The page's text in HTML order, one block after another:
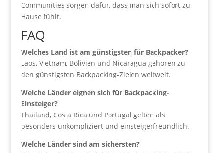
Communities sorgen dafür, dass man sich sofort zu
Hause fühlt.
FAQ
Welches Land ist am günstigsten für Backpacker?
Laos, Vietnam, Bolivien und Nicaragua gehören zu
den günstigsten Backpacking-Zielen weltweit.
Welche Länder eignen sich für Backpacking-
Einsteiger?
Thailand, Costa Rica und Portugal gelten als
besonders unkompliziert und einsteigerfreundlich.
Welche Länder sind am sichersten?